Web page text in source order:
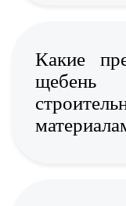
Какие
щебень